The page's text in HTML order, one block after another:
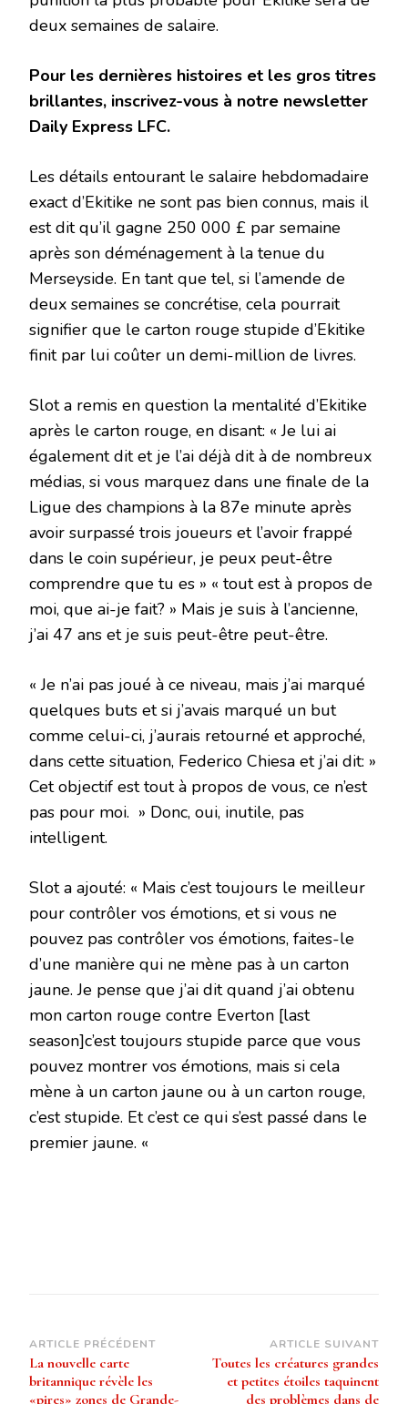
deux semaines de salaire.
Pour les dernières histoires et les gros titres
brillantes, inscrivez-vous à notre newsletter
Daily Express LFC.
Les détails entourant le salaire hebdomadaire
exact d’Ekitike ne sont pas bien connus, mais il
est dit qu’il gagne 250 000 £ par semaine
après son déménagement à la tenue du
Merseyside. En tant que tel, si l’amende de
deux semaines se concrétise, cela pourrait
signifier que le carton rouge stupide d’Ekitike
finit par lui coûter un demi-million de livres.
Slot a remis en question la mentalité d’Ekitike
après le carton rouge, en disant: « Je lui ai
également dit et je l’ai déjà dit à de nombreux
médias, si vous marquez dans une finale de la
Ligue des champions à la 87e minute après
avoir surpassé trois joueurs et l’avoir frappé
dans le coin supérieur, je peux peut-être
comprendre que tu es » « tout est à propos de
moi, que ai-je fait? » Mais je suis à l’ancienne,
j’ai 47 ans et je suis peut-être peut-être.
« Je n’ai pas joué à ce niveau, mais j’ai marqué
quelques buts et si j’avais marqué un but
comme celui-ci, j’aurais retourné et approché,
dans cette situation, Federico Chiesa et j’ai dit: »
Cet objectif est tout à propos de vous, ce n’est
pas pour moi. » Donc, oui, inutile, pas
intelligent.
Slot a ajouté: « Mais c’est toujours le meilleur
pour contrôler vos émotions, et si vous ne
pouvez pas contrôler vos émotions, faites-le
d’une manière qui ne mène pas à un carton
jaune. Je pense que j’ai dit quand j’ai obtenu
mon carton rouge contre Everton [last
season]c’est toujours stupide parce que vous
pouvez montrer vos émotions, mais si cela
mène à un carton jaune ou à un carton rouge,
c’est stupide. Et c’est ce qui s’est passé dans le
premier jaune. «
Navigation
d’article
ARTICLE PRÉCÉDENT
La nouvelle carte
britannique révèle les
«pires» zones de Grande-
ARTICLE SUIVANT
Toutes les créatures grandes
et petites étoiles taquinent
des problèmes dans de